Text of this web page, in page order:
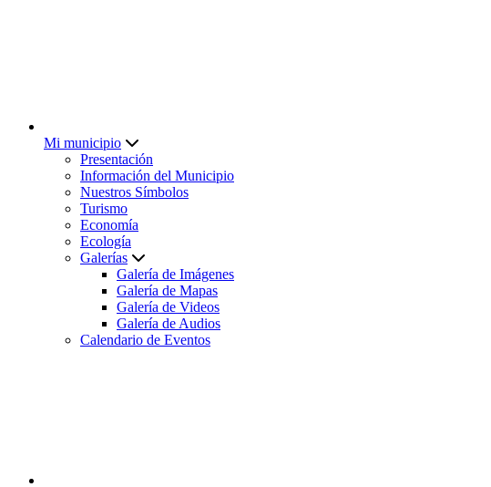
Mi municipio
Presentación
Información del Municipio
Nuestros Símbolos
Turismo
Economía
Ecología
Galerías
Galería de Imágenes
Galería de Mapas
Galería de Videos
Galería de Audios
Calendario de Eventos